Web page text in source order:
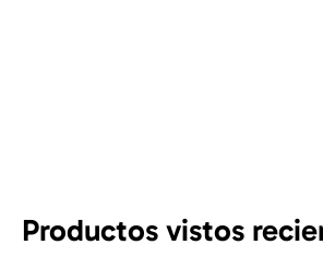
Productos vistos